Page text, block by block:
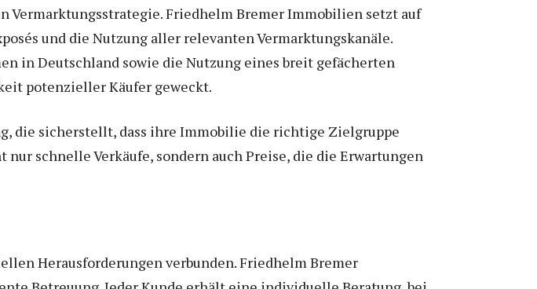
Friedhelm Bremer Immobilien setzt auf
und die Nutzung aller relevanten Vermarktungskanäle.
in Deutschland sowie die Nutzung eines breit gefächerten
potenzieller Käufer geweckt.
die sicherstellt, dass ihre Immobilie die richtige Zielgruppe
schnelle Verkäufe, sondern auch Preise, die die Erwartungen
Herausforderungen verbunden. Friedhelm Bremer